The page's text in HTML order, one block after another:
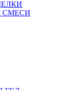
СМЕСИ